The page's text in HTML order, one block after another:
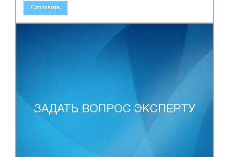
Отправить
ЗАДАТЬ ВОПРОС ЭКСПЕРТУ